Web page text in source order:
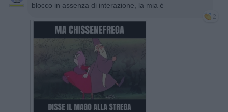
blocco in assenza di interazione, la mia è
2